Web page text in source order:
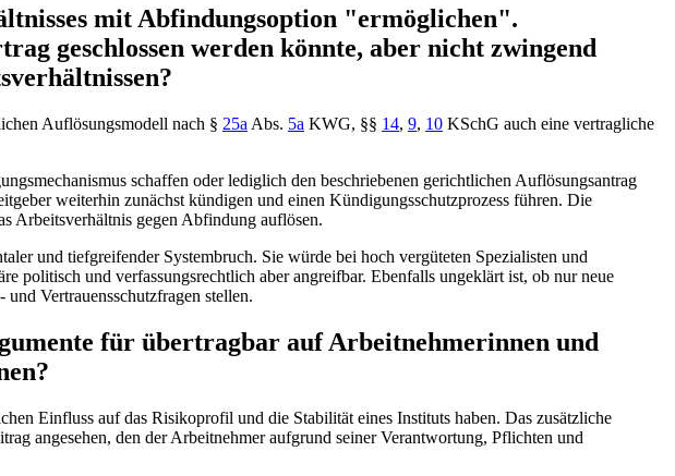
mit Abfindungsoption "ermöglichen".
geschlossen werden könnte, aber nicht zwingend
Auflösungsmodell nach § 25a Abs. 5a KWG, §§ 14, 9, 10 KSchG auch eine vertragliche
schaffen oder lediglich den beschriebenen gerichtlichen Auflösungsantrag
weiterhin zunächst kündigen und einen Kündigungsschutzprozess führen. Die
Arbeitsverhältnis gegen Abfindung auflösen.
und tiefgreifender Systembruch. Sie würde bei hoch vergüteten Spezialisten und
politisch und verfassungsrechtlich aber angreifbar. Ebenfalls ungeklärt ist, ob nur neue
Vertrauensschutzfragen stellen.
für übertragbar auf Arbeitnehmerinnen und
Einfluss auf das Risikoprofil und die Stabilität eines Instituts haben. Das zusätzliche
angesehen, den der Arbeitnehmer aufgrund seiner Verantwortung, Pflichten und